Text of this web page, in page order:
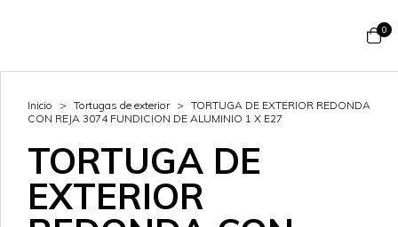
0
Inicio > Tortugas de exterior > TORTUGA DE EXTERIOR REDONDA
CON REJA 3074 FUNDICION DE ALUMINIO 1 X E27
TORTUGA DE
EXTERIOR